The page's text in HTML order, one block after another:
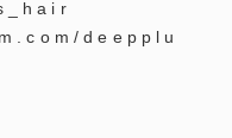
deepplu